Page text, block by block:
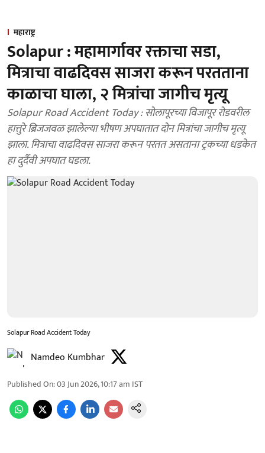
महाराष्ट्र
Solapur : महामार्गावर रक्ताचा सडा,
मित्राचा वाढदिवस साजरा करून परतताना
काळाचा घाला, २ मित्रांचा जागीच मृत्यू
Solapur Road Accident Today : सोलापूरच्या विजापूर रोडवरील
हात्तुरे ब्रिजजवळ झालेल्या भीषण अपघातात दोन मित्रांचा जागीच मृत्यू
झाला. मित्राचा वाढदिवस साजरा करून परतत असताना ट्रकच्या धडकेत
हा दुर्दैवी अपघात घडला.
Solapur Road Accident Today
Namdeo Kumbhar
Published On:03 Jun 2026, 10:17 am IST